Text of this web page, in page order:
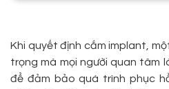
Khi quyết định cắm implant,
trọng mà mọi người quan tâm
để đảm bảo quá trình phục